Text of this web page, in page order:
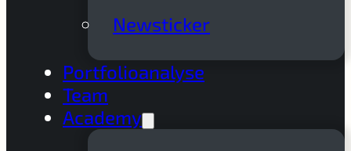
Newsticker
Portfolioanalyse
Team
Academy